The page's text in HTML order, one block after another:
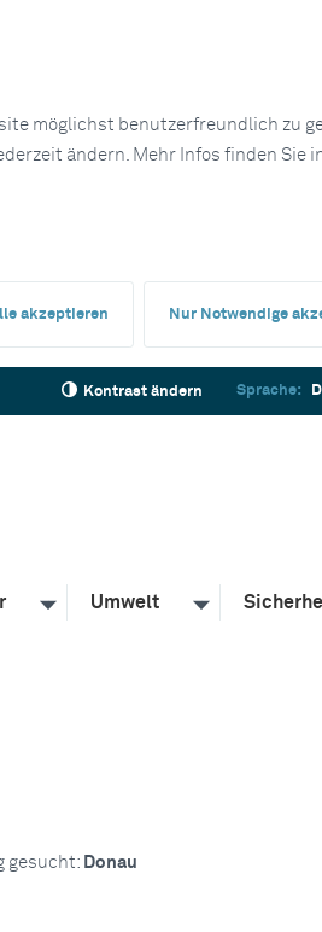
möglichst benutzerfreundlich zu
ändern. Mehr Infos finden Sie
akzeptieren Nur Notwendige
Kontrast ändern Sprache:
Umwelt
gesucht: Donau